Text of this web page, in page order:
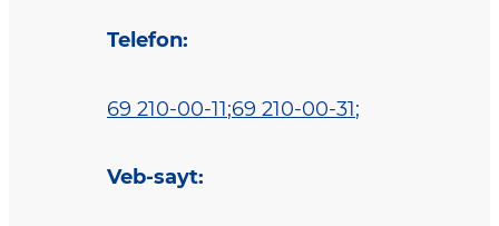
Telefon:
69 210-00-11;69 210-00-31;
Veb-sayt: